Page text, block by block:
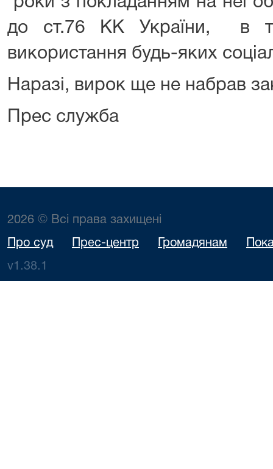
до ст.76 КК України, в
використання будь-яких
Наразі, вирок ще не набрав
Прес служба
2026 © Всі права захищені
Про суд Прес-центр Громадянам
v1.38.1